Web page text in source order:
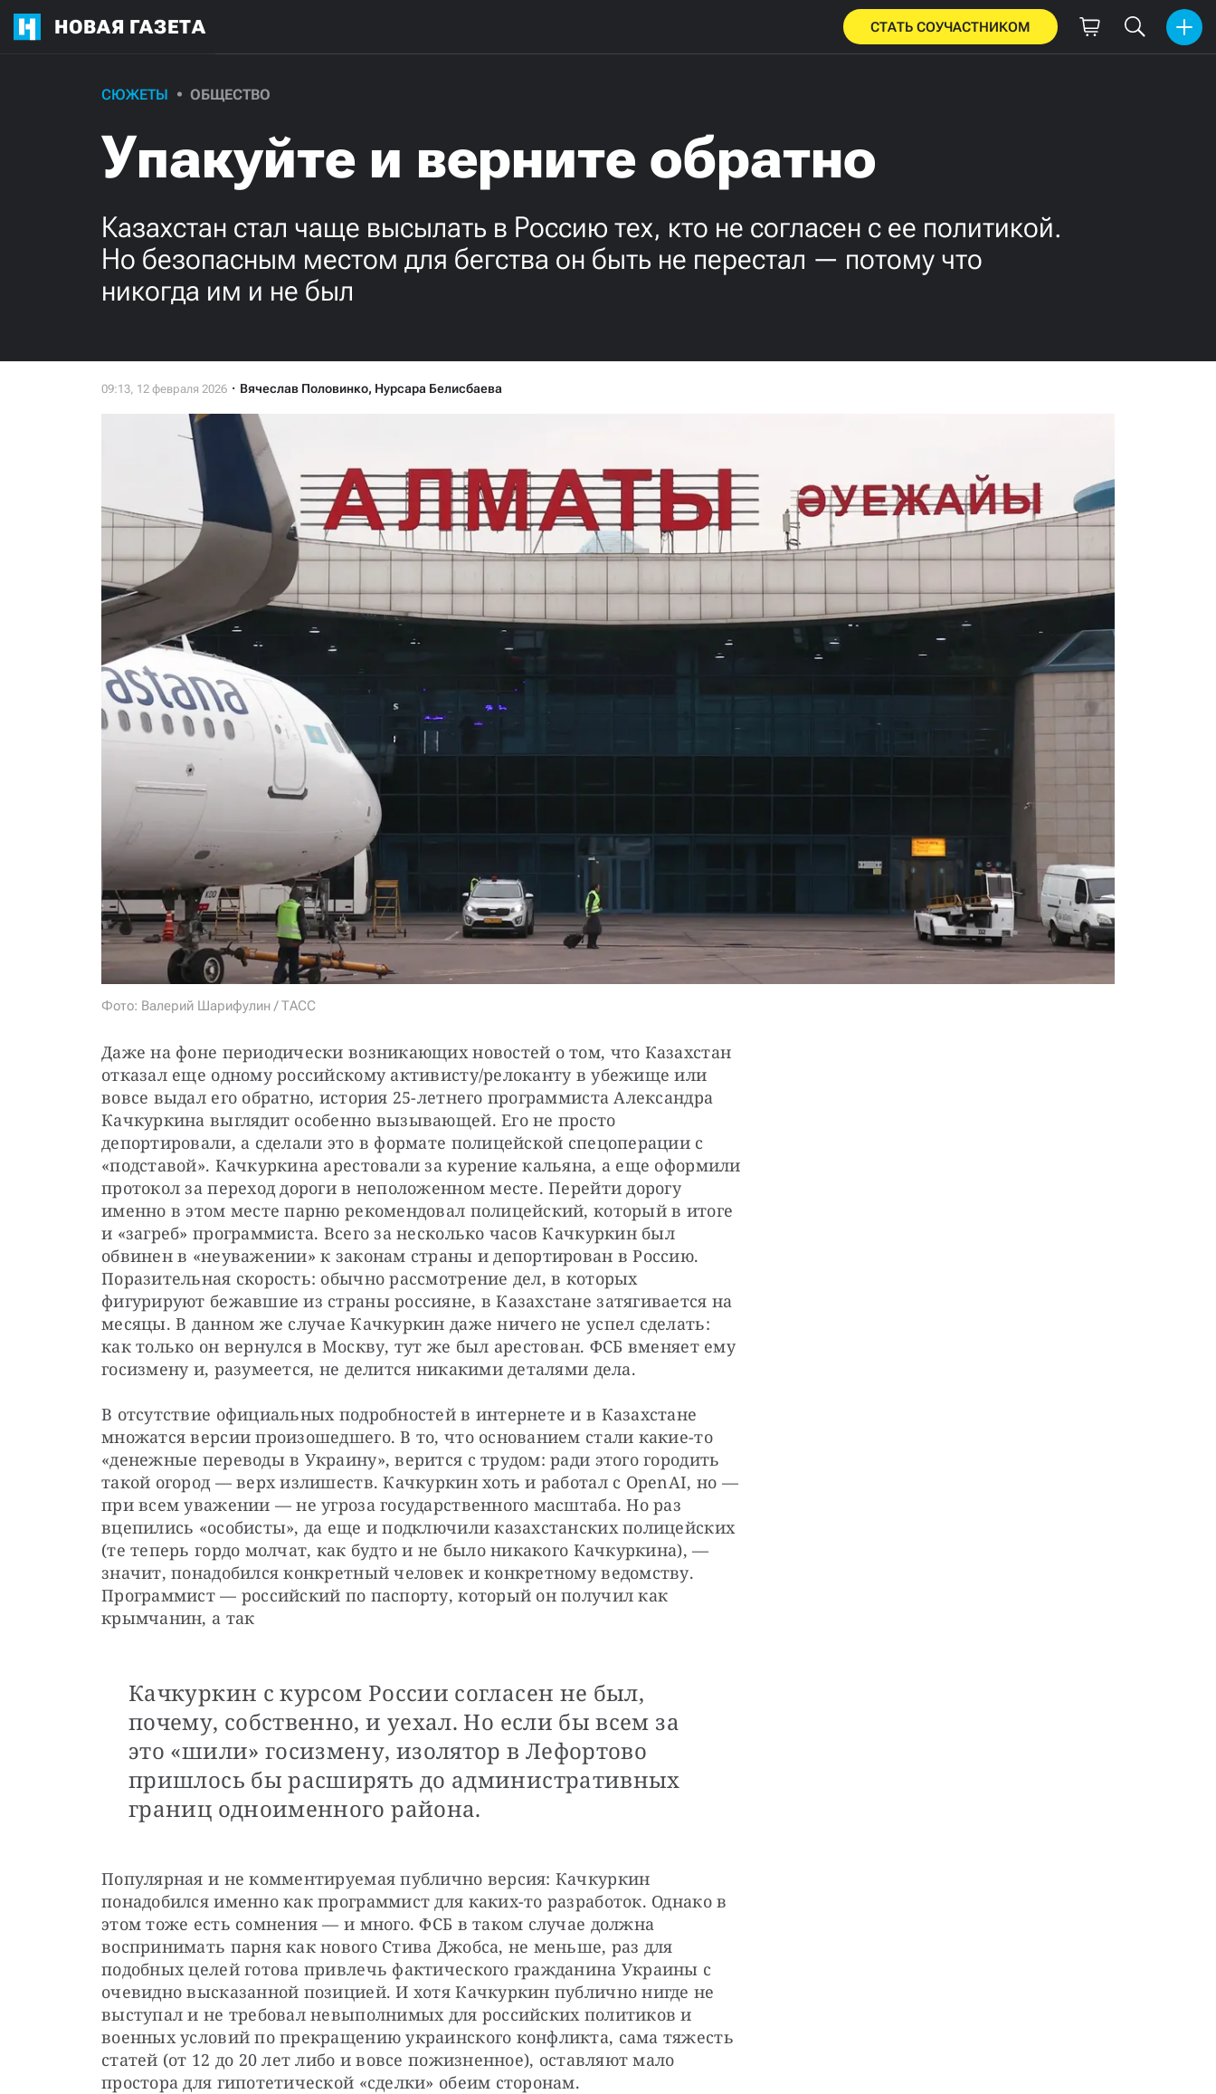
НОВАЯ ГАЗЕТА СТАТЬ СОУЧАСТНИКОМ
СЮЖЕТЫ ОБЩЕСТВО
Упакуйте и верните обратно
Казахстан стал чаще высылать в Россию тех, кто не согласен с ее политикой.
Но безопасным местом для бегства он быть не перестал — потому что
никогда им и не был
Вячеслав Половинко, Нурсара Белисбаева
Фото: Валерий Шарифулин / ТАСС
Даже на фоне периодически возникающих новостей о том, что Казахстан
отказал еще одному российскому активисту/релоканту в убежище или
вовсе выдал его обратно, история 25-летнего программиста Александра
Качкуркина выглядит особенно вызывающей. Его не просто
депортировали, а сделали это в формате полицейской спецоперации с
«подставой». Качкуркина арестовали за курение кальяна, а еще оформили
протокол за переход дороги в неположенном месте. Перейти дорогу
именно в этом месте парню рекомендовал полицейский, который в итоге
и «загреб» программиста. Всего за несколько часов Качкуркин был
обвинен в «неуважении» к законам страны и депортирован в Россию.
Поразительная скорость: обычно рассмотрение дел, в которых
фигурируют бежавшие из страны россияне, в Казахстане затягивается на
месяцы. В данном же случае Качкуркин даже ничего не успел сделать:
как только он вернулся в Москву, тут же был арестован. ФСБ вменяет ему
госизмену и, разумеется, не делится никакими деталями дела.
В отсутствие официальных подробностей в интернете и в Казахстане
множатся версии произошедшего. В то, что основанием стали какие-то
«денежные переводы в Украину», верится с трудом: ради этого городить
такой огород — верх излишеств. Качкуркин хоть и работал с OpenAI, но —
при всем уважении — не угроза государственного масштаба. Но раз
вцепились «особисты», да еще и подключили казахстанских полицейских
(те теперь гордо молчат, как будто и не было никакого Качкуркина), —
значит, понадобился конкретный человек и конкретному ведомству.
Программист — российский по паспорту, который он получил как
крымчанин, а так
Качкуркин с курсом России согласен не был,
почему, собственно, и уехал. Но если бы всем за
это «шили» госизмену, изолятор в Лефортово
пришлось бы расширять до административных
границ одноименного района.
Популярная и не комментируемая публично версия: Качкуркин
понадобился именно как программист для каких-то разработок. Однако в
этом тоже есть сомнения — и много. ФСБ в таком случае должна
воспринимать парня как нового Стива Джобса, не меньше, раз для
подобных целей готова привлечь фактического гражданина Украины с
очевидно высказанной позицией. И хотя Качкуркин публично нигде не
выступал и не требовал невыполнимых для российских политиков и
военных условий по прекращению украинского конфликта, сама тяжесть
статей (от 12 до 20 лет либо и вовсе пожизненное), оставляют мало
простора для гипотетической «сделки» обеим сторонам.